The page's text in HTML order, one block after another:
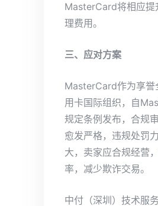
MasterCard将相应提
理费用。
三、应对方案
MasterCard作为享誉
用卡国际组织，自
规定条例发布，合规
愈发严格，违规处罚
大，卖家应合规经营
率，减少欺诈交易。
中付（深圳）技术服